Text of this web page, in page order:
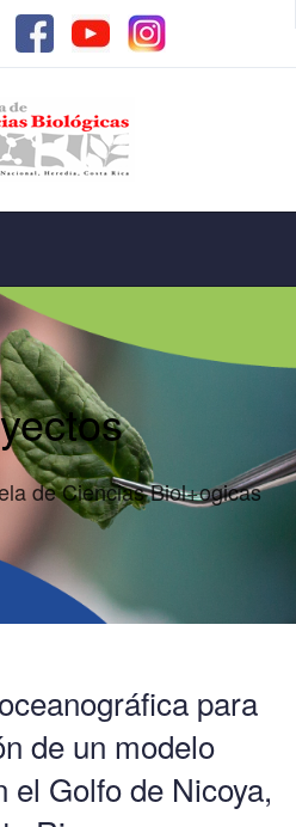
de Ciencias Biol+ogicas
para
de un modelo
el Golfo de Nicoya,